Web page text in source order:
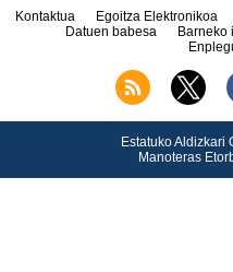
Kontaktua Egoitza Elektronikoa
Datuen babesa
Barneko
Estatuko Aldizkari
Manoteras